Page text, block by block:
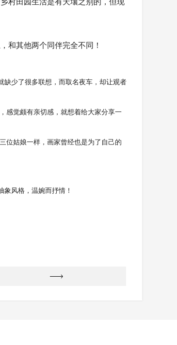
村田园生活是有天壤之别的，但现
和其他两个同伴完全不同！
缺少了很多联想，而取名夜车，却让观者
感觉颇有亲切感，就想着给大家分享一
位姑娘一样，画家曾经也是为了自己的
风格，温婉而抒情！